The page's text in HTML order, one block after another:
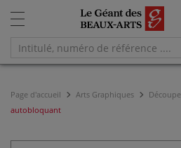
Page d'accueil Arts Graphiques Découpe
autobloquant